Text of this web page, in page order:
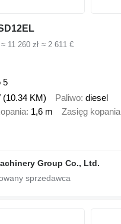
≈ 11 260 zł ≈ 2 611 €
5
(10.34 KM) Paliwo diesel
1,6 m Zasięg kopania
Group Co., Ltd.